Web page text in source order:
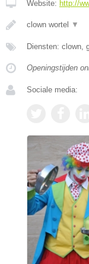
Website: http://
clown wortel ▼
Diensten: clown,
Openingstijden
Sociale media: